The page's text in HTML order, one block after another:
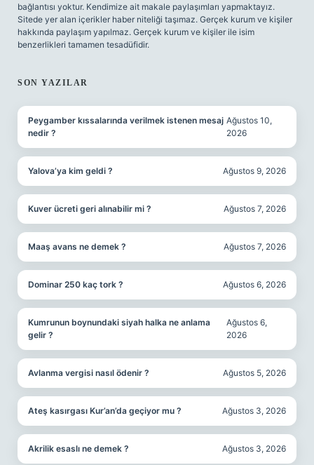
bağlantısı yoktur. Kendimize ait makale paylaşımları yapmaktayız.
Sitede yer alan içerikler haber niteliği taşımaz. Gerçek kurum ve kişiler
hakkında paylaşım yapılmaz. Gerçek kurum ve kişiler ile isim
benzerlikleri tamamen tesadüfidir.
SON YAZILAR
Peygamber kıssalarında verilmek istenen mesaj
nedir ?
Ağustos 10,
2026
Yalova’ya kim geldi ? Ağustos 9, 2026
Kuver ücreti geri alınabilir mi ? Ağustos 7, 2026
Maaş avans ne demek ? Ağustos 7, 2026
Dominar 250 kaç tork ? Ağustos 6, 2026
Kumrunun boynundaki siyah halka ne anlama
gelir ?
Ağustos 6,
2026
Avlanma vergisi nasıl ödenir ? Ağustos 5, 2026
Ateş kasırgası Kur’an’da geçiyor mu ? Ağustos 3, 2026
Akrilik esaslı ne demek ? Ağustos 3, 2026